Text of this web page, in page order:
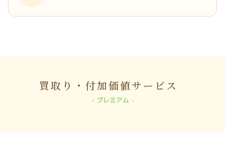
買取り・付加価値サービス
プレミアム